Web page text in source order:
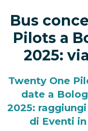
Bus
Pilots a
2025:
Twenty One
date a
2025:
di Eventi